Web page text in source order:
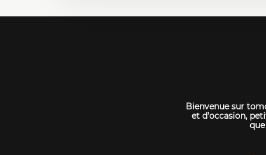
Bienvenue sur
et d’occasion,